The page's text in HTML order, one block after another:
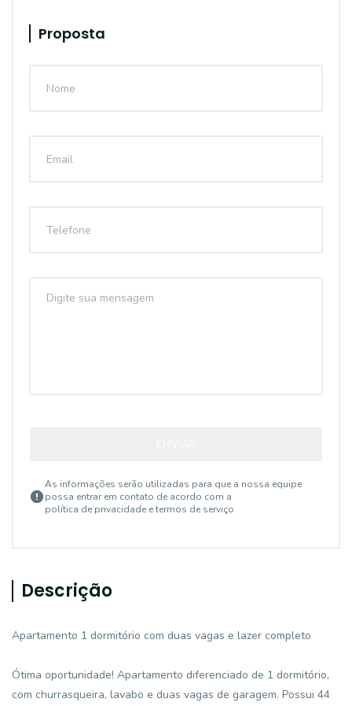
Proposta
As informações serão utilizadas para que a nossa equipe
possa entrar em contato de acordo com a
política de privacidade e termos de serviço
Descrição
Apartamento 1 dormitório com duas vagas e lazer completo
Ótima oportunidade! Apartamento diferenciado de 1 dormitório,
com churrasqueira, lavabo e duas vagas de garagem. Possui 44